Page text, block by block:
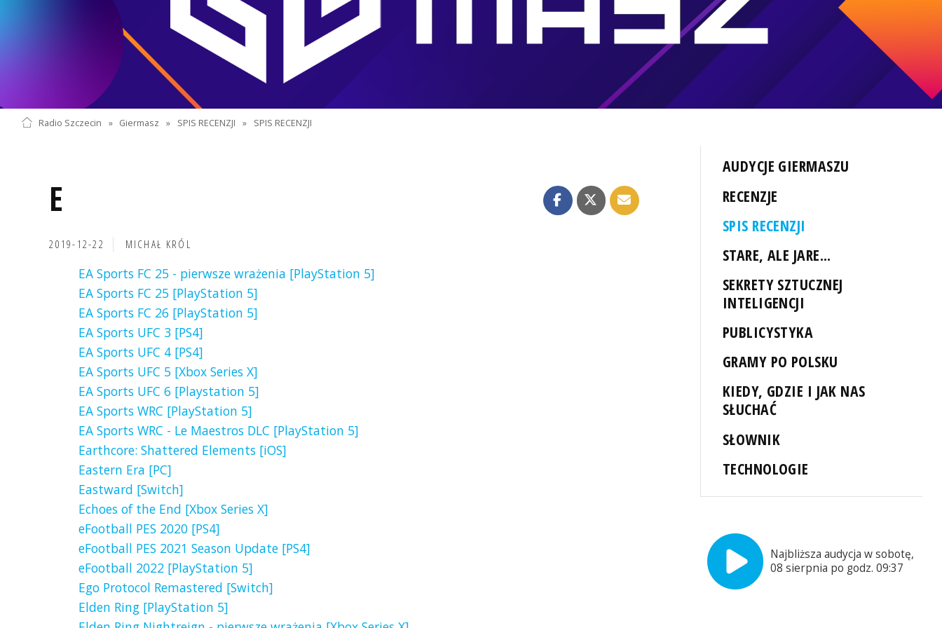
Radio Szczecin » Giermasz » SPIS RECENZJI » SPIS RECENZJI
E
2019-12-22 MICHAŁ KRÓL
EA Sports FC 25 - pierwsze wrażenia [PlayStation 5]
EA Sports FC 25 [PlayStation 5]
EA Sports FC 26 [PlayStation 5]
EA Sports UFC 3 [PS4]
EA Sports UFC 4 [PS4]
EA Sports UFC 5 [Xbox Series X]
EA Sports UFC 6 [Playstation 5]
EA Sports WRC [PlayStation 5]
EA Sports WRC - Le Maestros DLC [PlayStation 5]
Earthcore: Shattered Elements [iOS]
Eastern Era [PC]
Eastward [Switch]
Echoes of the End [Xbox Series X]
eFootball PES 2020 [PS4]
eFootball PES 2021 Season Update [PS4]
eFootball 2022 [PlayStation 5]
Ego Protocol Remastered [Switch]
Elden Ring [PlayStation 5]
AUDYCJE GIERMASZU
RECENZJE
SPIS RECENZJI
STARE, ALE JARE...
SEKRETY SZTUCZNEJ
INTELIGENCJI
PUBLICYSTYKA
GRAMY PO POLSKU
KIEDY, GDZIE I JAK NAS
SŁUCHAĆ
SŁOWNIK
TECHNOLOGIE
Najbliższa audycja w sobotę,
08 sierpnia po godz. 09:37